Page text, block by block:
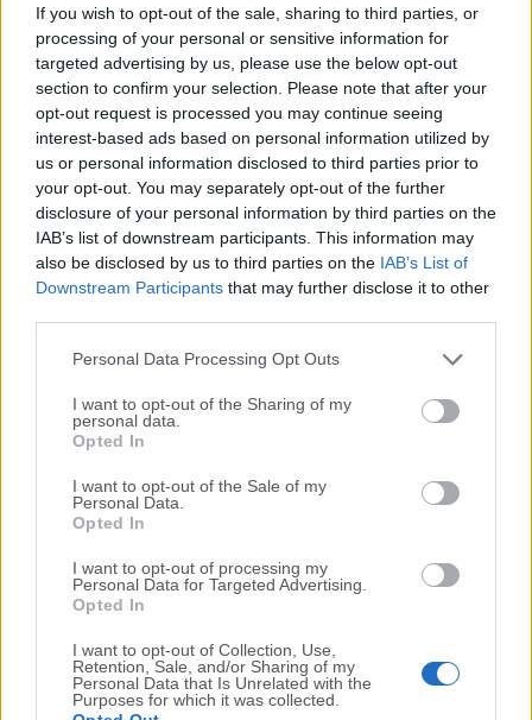
If you wish to opt-out of the sale, sharing to third parties, or
processing of your personal or sensitive information for
targeted advertising by us, please use the below opt-out
section to confirm your selection. Please note that after your
opt-out request is processed you may continue seeing
interest-based ads based on personal information utilized by
us or personal information disclosed to third parties prior to
your opt-out. You may separately opt-out of the further
disclosure of your personal information by third parties on the
IAB’s list of downstream participants. This information may
also be disclosed by us to third parties on the IAB’s List of
Downstream Participants that may further disclose it to other
Personal Data Processing Opt Outs
I want to opt-out of the Sharing of my
personal data.
Opted In
I want to opt-out of the Sale of my
Personal Data.
Opted In
I want to opt-out of processing my
Personal Data for Targeted Advertising.
Opted In
I want to opt-out of Collection, Use,
Retention, Sale, and/or Sharing of my
Personal Data that Is Unrelated with the
Purposes for which it was collected.
Vai alla home
Commenti
Nessun commento presente
Commenta
Gli articoli più letti
orrore all’asilo, arrestate due educatrici
-Luigia Fortunato,
-Femminicidio a Loreto. Donna uccisa a
coltellate.Fermato il compagno: “L’ho ammazzata”